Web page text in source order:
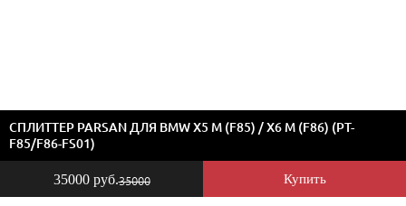
35000 руб.35000 Купить
СПЛИТТЕР PARSAN ДЛЯ BMW X5 M (F85) / X6 M (F86) (PT-
F85/F86-FS01)